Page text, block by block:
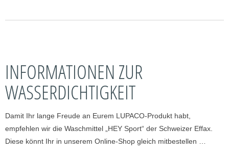
INFORMATIONEN ZUR
WASSERDICHTIGKEIT
Damit Ihr lange Freude an Eurem LUPACO-Produkt habt,
empfehlen wir die Waschmittel „HEY Sport“ der Schweizer Effax.
Diese könnt Ihr in unserem Online-Shop gleich mitbestellen …